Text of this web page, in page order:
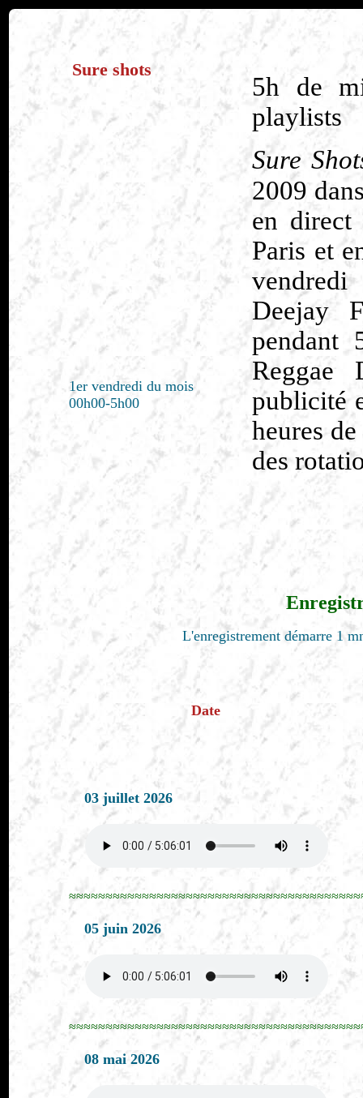
Sure shots
5h de
playlists
Sure
2009
en direct
Paris et
Deejay
pendant
Reggae
publicité
heures
des
1er vendredi du mois
00h00-5h00
L'enregistrement démarre 1
Date
03 juillet 2026
05 juin 2026
08 mai 2026